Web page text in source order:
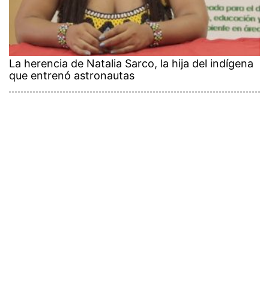
La herencia de Natalia Sarco, la hija del indígena
que entrenó astronautas